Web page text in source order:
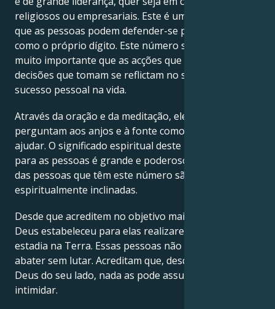
religiosos ou empresariais. Este é um número em
que as pessoas podem defender-se por si próprias,
como o próprio dígito. Este número significa que é
muito importante que as acções que tomam e as
decisões que tomam se reflictam no seu próprio
sucesso pessoal na vida.
Através da oração e da meditação, eles simplesmente
perguntam aos anjos e à fonte como eles podem
ajudar. O significado espiritual deste
para as pessoas é grande e poderoso. A maior parte
das pessoas que têm este número são também
espiritualmente inclinadas.
Desde que acreditem no objetivo mais elevado que
Deus estabeleceu para elas realizarem durante a sua
estadia na Terra. Essas pessoas não se deixarão
abater sem lutar. Acreditam que, desde que tenham
Deus do seu lado, nada as pode assustar ou
intimidar.